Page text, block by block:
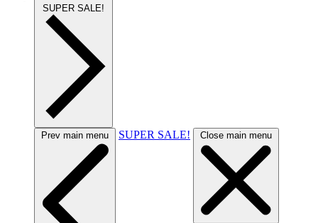
SUPER SALE!
Prev main menu SUPER SALE! Close main menu